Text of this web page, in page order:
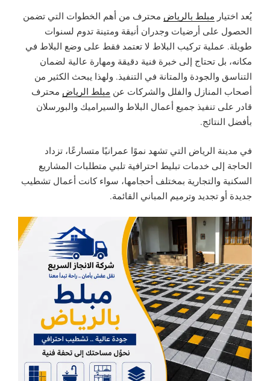
يُعد اختيار مبلط بالرياض محترف من أهم الخطوات التي تضمن
الحصول على أرضيات وجدران أنيقة ومتينة تدوم لسنوات
طويلة. عملية تركيب البلاط لا تعتمد فقط على وضع البلاط في
مكانه، بل تحتاج إلى خبرة فنية دقيقة ومهارة عالية لضمان
التناسق والجودة والمتانة في التنفيذ. ولهذا يبحث الكثير من
أصحاب المنازل والفلل والشركات عن مبلط الرياض محترف
قادر على تنفيذ جميع أعمال البلاط والسيراميك والبورسلان
بأفضل النتائج.
في مدينة الرياض التي تشهد نموًا عمرانيًا متسارعًا، تزداد
الحاجة إلى خدمات تبليط احترافية تلبي متطلبات المشاريع
السكنية والتجارية بمختلف أحجامها، سواء كانت أعمال تشطيب
جديدة أو تجديد وترميم المباني القائمة.